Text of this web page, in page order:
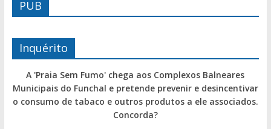
PUB
Inquérito
A 'Praia Sem Fumo' chega aos Complexos Balneares
Municipais do Funchal e pretende prevenir e desincentivar
o consumo de tabaco e outros produtos a ele associados.
Concorda?